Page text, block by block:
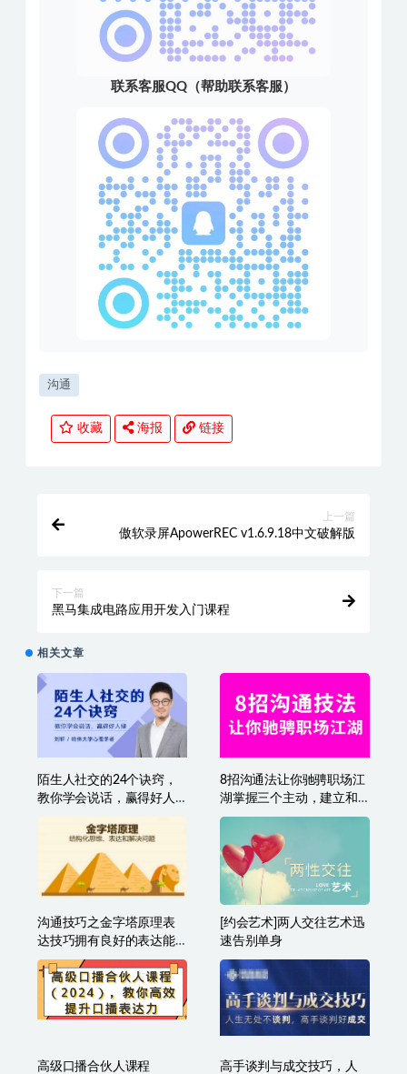
联系客服QQ（帮助联系客服）
沟通
收藏 海报 链接
上一篇
傲软录屏ApowerREC v1.6.9.18中文破解版
下一篇
黑马集成电路应用开发入门课程
相关文章
陌生人社交的24个诀窍，
教你学会说话，赢得好人
8招沟通法让你驰骋职场江
湖掌握三个主动，建立和
谐人际关系
沟通技巧之金字塔原理表
达技巧拥有良好的表达能
力
[约会艺术]两人交往艺术迅
速告别单身
高级口播合伙人课程
高手谈判与成交技巧，人